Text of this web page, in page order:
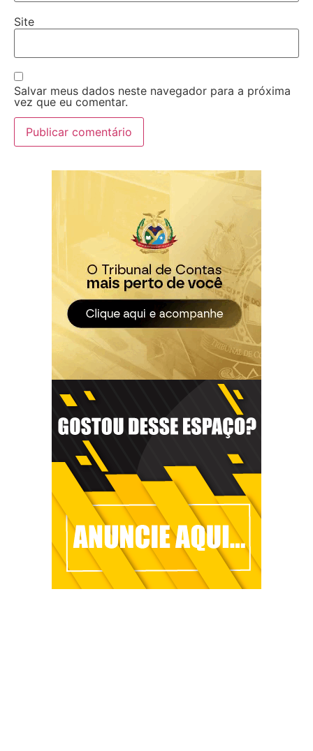
Site
Salvar meus dados neste navegador para a próxima
vez que eu comentar.